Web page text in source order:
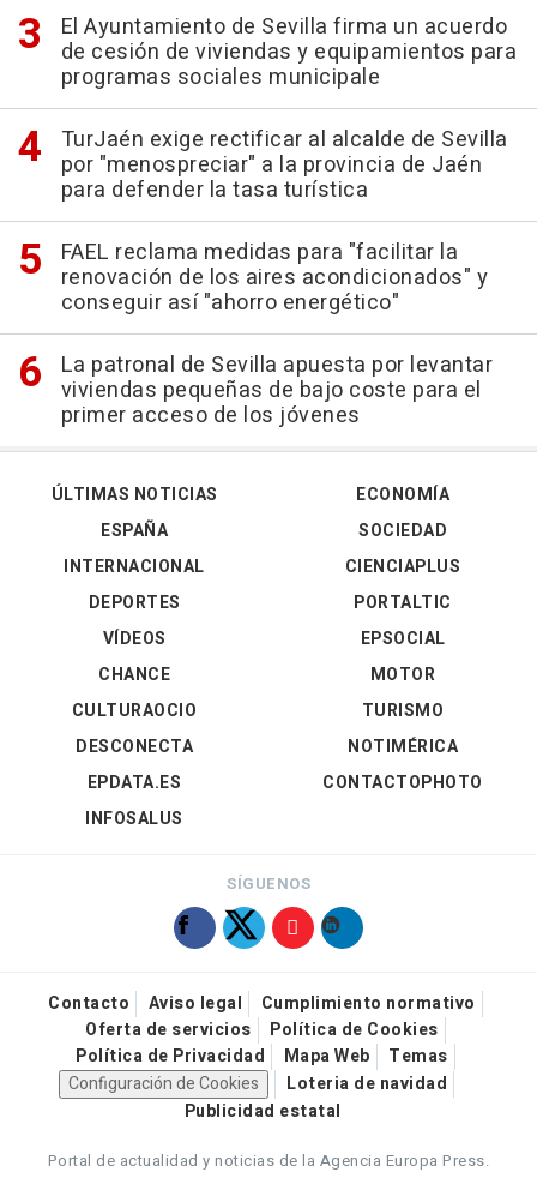
El Ayuntamiento de Sevilla firma un acuerdo
de cesión de viviendas y equipamientos para
programas sociales municipale
TurJaén exige rectificar al alcalde de Sevilla
por "menospreciar" a la provincia de Jaén
para defender la tasa turística
FAEL reclama medidas para "facilitar la
renovación de los aires acondicionados" y
conseguir así "ahorro energético"
La patronal de Sevilla apuesta por levantar
viviendas pequeñas de bajo coste para el
primer acceso de los jóvenes
ÚLTIMAS NOTICIAS
ESPAÑA
INTERNACIONAL
DEPORTES
VÍDEOS
ECONOMÍA
SOCIEDAD
CIENCIAPLUS
PORTALTIC
EPSOCIAL
CHANCE
CULTURAOCIO
DESCONECTA
EPDATA.ES
INFOSALUS
MOTOR
TURISMO
NOTIMÉRICA
CONTACTOPHOTO
SÍGUENOS
Contacto Aviso legal
Cumplimiento normativo
Oferta de servicios
Política de Cookies
Política de Privacidad
Mapa Web
Temas
Configuración de Cookies
Loteria de navidad
Publicidad estatal
Portal de actualidad y noticias de la Agencia Europa Press.